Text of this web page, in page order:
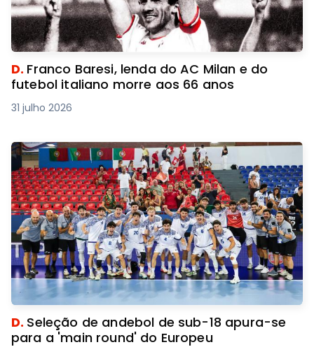
D. Franco Baresi, lenda do AC Milan e do
futebol italiano morre aos 66 anos
31 julho 2026
D. Seleção de andebol de sub-18 apura-se
para a 'main round' do Europeu